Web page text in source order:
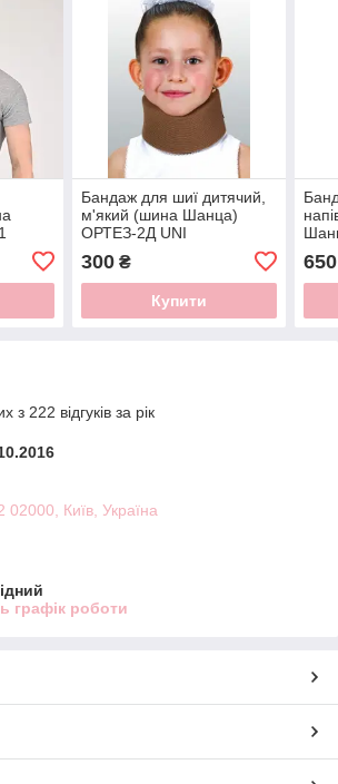
Бандаж для шиї дитячий,
м'який (шина Шанца)
ОРТЕЗ-2Д UNI
300₴
Купити
650
з 222 відгуків за рік
02000, Київ, Україна
графік роботи